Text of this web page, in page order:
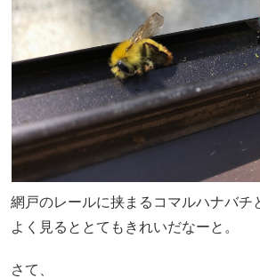
網戸のレールに挟まるコマルハナバチ
よく見るととてもきれいだなーと。
さて、